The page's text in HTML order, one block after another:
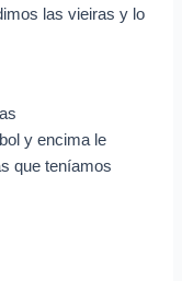
las vieiras y lo
y encima le
que teníamos